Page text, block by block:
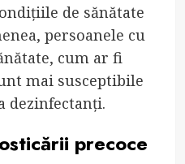
de sănătate
persoanele cu
cum ar fi
mai susceptibile
dezinfectanți.
precoce